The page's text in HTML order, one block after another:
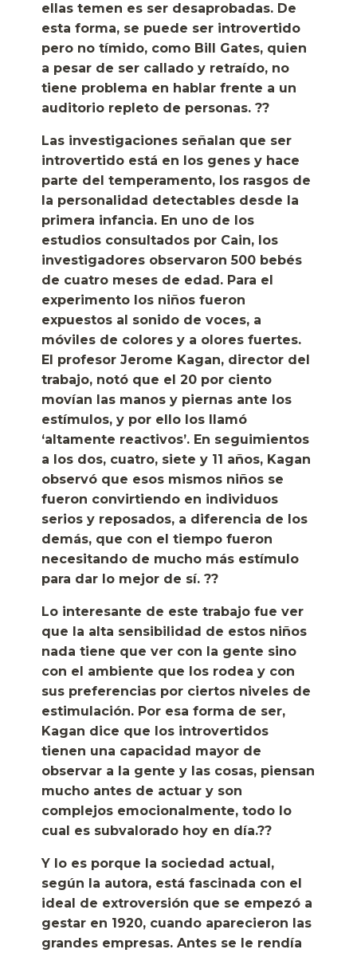
ellas temen es ser desaprobadas. De
esta forma, se puede ser introvertido
pero no tímido, como Bill Gates, quien
a pesar de ser callado y retraído, no
tiene problema en hablar frente a un
auditorio repleto de personas. ??
Las investigaciones señalan que ser
introvertido está en los genes y hace
parte del temperamento, los rasgos de
la personalidad detectables desde la
primera infancia. En uno de los
estudios consultados por Cain, los
investigadores observaron 500 bebés
de cuatro meses de edad. Para el
experimento los niños fueron
expuestos al sonido de voces, a
móviles de colores y a olores fuertes.
El profesor Jerome Kagan, director del
trabajo, notó que el 20 por ciento
movían las manos y piernas ante los
estímulos, y por ello los llamó
‘altamente reactivos’. En seguimientos
a los dos, cuatro, siete y 11 años, Kagan
observó que esos mismos niños se
fueron convirtiendo en individuos
serios y reposados, a diferencia de los
demás, que con el tiempo fueron
necesitando de mucho más estímulo
para dar lo mejor de sí. ??
Lo interesante de este trabajo fue ver
que la alta sensibilidad de estos niños
nada tiene que ver con la gente sino
con el ambiente que los rodea y con
sus preferencias por ciertos niveles de
estimulación. Por esa forma de ser,
Kagan dice que los introvertidos
tienen una capacidad mayor de
observar a la gente y las cosas, piensan
mucho antes de actuar y son
complejos emocionalmente, todo lo
cual es subvalorado hoy en día.??
Y lo es porque la sociedad actual,
según la autora, está fascinada con el
ideal de extroversión que se empezó a
gestar en 1920, cuando aparecieron las
grandes empresas. Antes se le rendía